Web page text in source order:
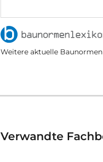
Weitere aktuelle
Verwandte